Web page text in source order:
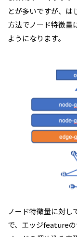
とが多いですが、は
方法でノード特徴量
ようになります。
ノード特徴量に対し
で、エッジfeature